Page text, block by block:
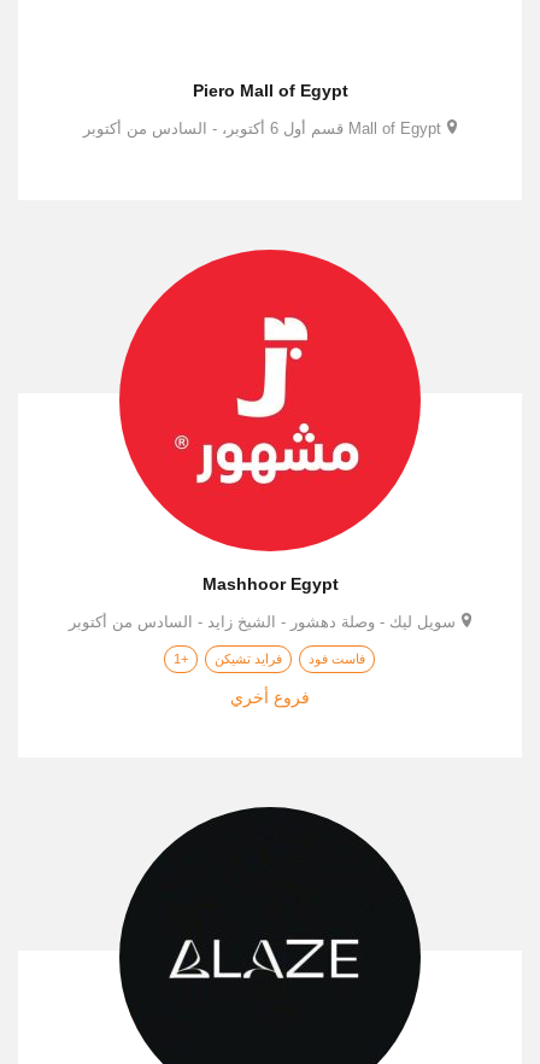
Piero Mall of Egypt
Mall of Egypt قسم أول 6 أكتوبر، - السادس من أكتوبر
Mashhoor Egypt
سويل ليك - وصلة دهشور - الشيخ زايد - السادس من أكتوبر
فاست فود فرايد تشيكن +1
فروع أخري